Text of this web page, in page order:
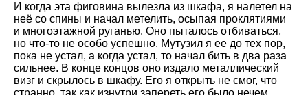
И когда эта фиговина вылезла из шкафа, я налетел на
неё со спины и начал метелить, осыпая проклятиями
и многоэтажной руганью. Оно пыталось отбиваться,
но что-то не особо успешно. Мутузил я ее до тех пор,
пока не устал, а когда устал, то начал бить в два раза
сильнее. В конце концов оно издало металлический
визг и скрылось в шкафу. Его я открыть не смог, что
странно, так как изнутри запереть его было нечем.